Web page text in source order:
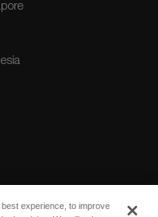
experience, to improve